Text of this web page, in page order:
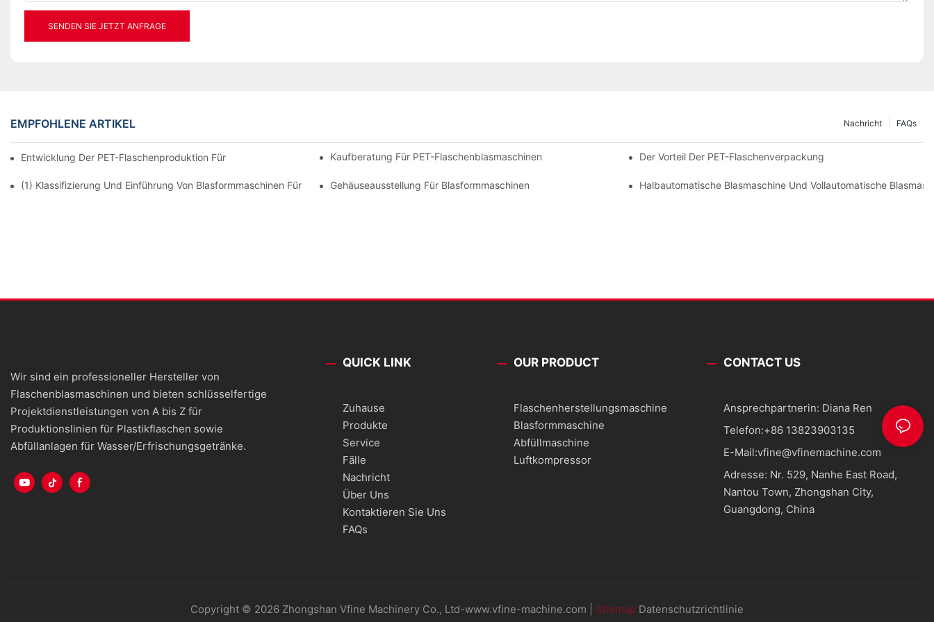
SENDEN SIE JETZT ANFRAGE
EMPFOHLENE ARTIKEL FAQs
Nachricht
Entwicklung Der PET-Flaschenproduktion Für Kosmetika, Reinigungsmittel Und Medikamente
Kaufberatung Für PET-Flaschenblasmaschinen Der Vorteil Der PET-Flaschenverpackung
(1) Klassifizierung Und Einführung Von Blasformmaschinen Für Flaschen – Extrusionsblasformmaschinen
Gehäuseausstellung Für Blasformmaschinen Halbautomatische Blasmaschine Und Vollautomatische
Wir sind ein professioneller Hersteller von
Flaschenblasmaschinen und bieten schlüsselfertige
Projektdienstleistungen von A bis Z für
Produktionslinien für Plastikflaschen sowie
Abfüllanlagen für Wasser/Erfrischungsgetränke.
QUICK LINK
Zuhause
Produkte
Service
Fälle
Nachricht
Über Uns
Kontaktieren Sie Uns
FAQs
OUR PRODUCT
Flaschenherstellungsmaschine
Blasformmaschine
Abfüllmaschine
Luftkompressor
CONTACT US
Ansprechpartnerin: Diana Ren
Telefon:+86 13823903135
E-Mail:vfine@vfinemachine.com
Adresse: Nr. 529, Nanhe East Road,
Nantou Town, Zhongshan City,
Guangdong, China
Copyright © 2026 Zhongshan Vfine Machinery Co., Ltd-www.vfine-machine.com | Sitemap Datenschutzrichtlinie